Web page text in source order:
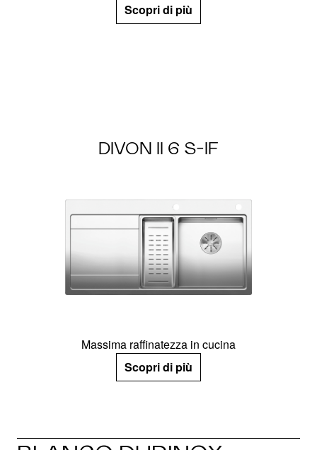
Scopri di più
DIVON II 6 S-IF
Massima raffinatezza in cucina
Scopri di più